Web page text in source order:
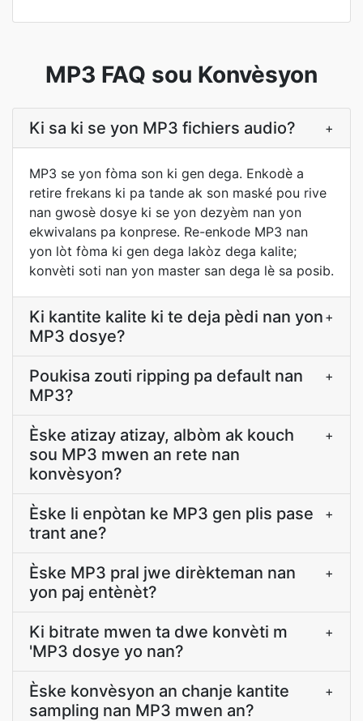
MP3 FAQ sou Konvèsyon
Ki sa ki se yon MP3 fichiers audio? +
MP3 se yon fòma son ki gen dega. Enkodè a
retire frekans ki pa tande ak son maské pou rive
nan gwosè dosye ki se yon dezyèm nan yon
ekwivalans pa konprese. Re-enkode MP3 nan
yon lòt fòma ki gen dega lakòz dega kalite;
konvèti soti nan yon master san dega lè sa posib.
Ki kantite kalite ki te deja pèdi nan yon
MP3 dosye?
+
Poukisa zouti ripping pa default nan
MP3?
+
Èske atizay atizay, albòm ak kouch
sou MP3 mwen an rete nan
konvèsyon?
+
Èske li enpòtan ke MP3 gen plis pase
trant ane?
+
Èske MP3 pral jwe dirèkteman nan
yon paj entènèt?
+
Ki bitrate mwen ta dwe konvèti m
'MP3 dosye yo nan?
+
Èske konvèsyon an chanje kantite
sampling nan MP3 mwen an?
+